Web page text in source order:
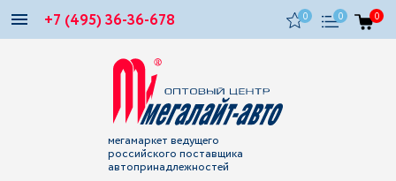
+7 (495) 36-36-678 0 0 0
мегамаркет ведущего
российского поставщика
автопринадлежностей